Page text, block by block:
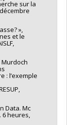
sur la
»,
et le
Murdoch
: l’exemple
Data. Mc
6 heures,